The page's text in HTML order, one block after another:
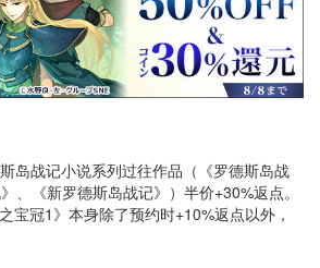
岛战记小说系列过往作品（《罗德斯岛战
、《新罗德斯岛战记》）半价+30%返点。
宝冠1》本身除了预约时+10%返点以外，